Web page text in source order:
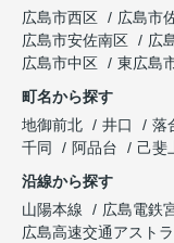
広島市西区
広島市
広島市安佐南区
広
広島市中区
東広島
町名から探す
地御前北
井口 落
千同
阿品台 己斐
沿線から探す
山陽本線
広島電鉄
広島高速交通アスト